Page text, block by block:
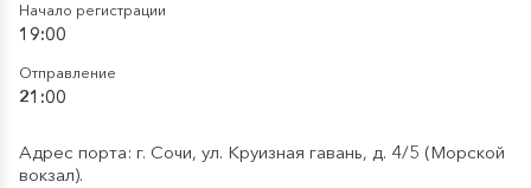
Начало регистрации
19:00
Отправление
21:00
Адрес порта: г. Сочи, ул. Круизная гавань, д. 4/5 (Морской
вокзал).